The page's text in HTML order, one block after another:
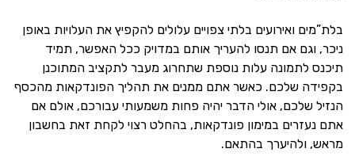
בלת”מים ואירועים בלתי צפויים עלולים להקפיץ את העלויות באופן
ניכר, וגם אם תנסו להעריך אותם במדויק ככל האפשר, תמיד
תיכנס לתמונה עלות נוספת שתחרוג מעבר לתקציב המתוכנן
בקפידה שלכם. כאשר אתם ממנים את תהליך הפונדקאות מהכסף
הנזיל שלכם, אולי הדבר יהיה פחות משמעותי עבורכם, אולם אם
אתם נעזרים במימון פונדקאות, בהחלט רצוי לקחת זאת בחשבון
מראש, ולהיערך בהתאם.